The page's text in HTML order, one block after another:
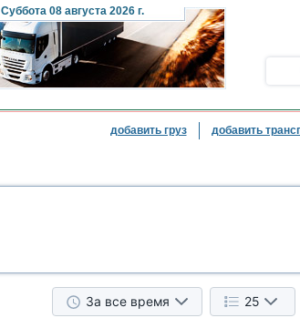
Суббота08 августа 2026 г.
добавить груз добавить
За все время 25